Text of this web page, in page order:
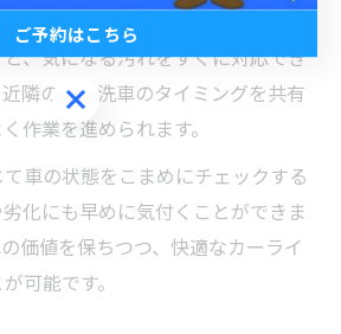
イプのガラスクリーナーや撥水コー
、気になる汚れをすぐに対応でき
隣の方と洗車のタイミングを共有
作業を進められます。
車の状態をこまめにチェックする
化にも早めに気付くことができま
価値を保ちつつ、快適なカーライ
可能です。
ご予約はこちら
ご予約はこちら